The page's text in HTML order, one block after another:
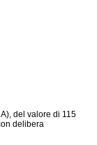
del valore di 115
delibera